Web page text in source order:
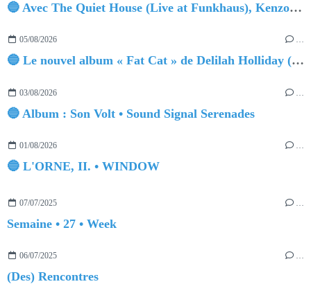
🔵 Avec The Quiet House (Live at Funkhaus), Kenzo Zurzolo livre une performance aussi intense qu'envoûtante.
05/08/2026 …
🔵 Le nouvel album « Fat Cat » de Delilah Holliday (sortie le 30 Octobre 2026)
03/08/2026 …
🔵 Album : Son Volt • Sound Signal Serenades
01/08/2026 …
🔵 L'ORNE, II. • WINDOW
07/07/2025
Semaine • 27 • Week
06/07/2025 …
(Des) Rencontres